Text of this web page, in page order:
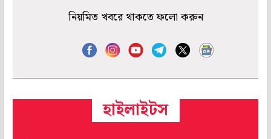
নিয়মিত খবরে থাকতে ফলো করুন
হাইলাইটস